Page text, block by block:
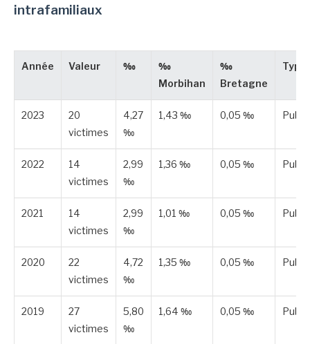
intrafamiliaux
Année Valeur ‰
‰
Morbihan
‰
Bretagne
Type
2023
20
victimes
4,27
‰
1,43 ‰ 0,05 ‰
2022
14
victimes
2,99
‰
1,36 ‰ 0,05 ‰
2021
14
victimes
2,99
‰
1,01 ‰ 0,05 ‰
2020
22
victimes
4,72
‰
1,35 ‰ 0,05 ‰
2019
27
victimes
5,80
‰
1,64 ‰ 0,05 ‰